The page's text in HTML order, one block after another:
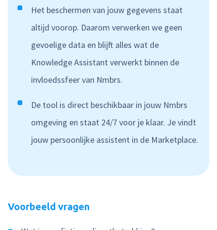
Het beschermen van jouw gegevens staat
altijd voorop. Daarom verwerken we geen
gevoelige data en blijft alles wat de
Knowledge Assistant verwerkt binnen de
invloedssfeer van Nmbrs.
De tool is direct beschikbaar in jouw Nmbrs
omgeving en staat 24/7 voor je klaar. Je vindt
jouw persoonlijke assistent in de Marketplace.
Voorbeeld vragen